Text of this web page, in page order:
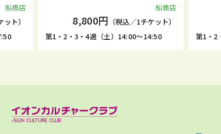
船橋店
ト）
船橋店
8,800円 （税込／1チケット）
第1・2・3・4週（土）14:00～14:50
第1・2